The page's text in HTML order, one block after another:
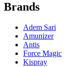
Brands
Adem Sari
Amunizer
Antis
Force Magic
Kispray